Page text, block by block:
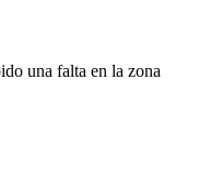
una falta en la zona